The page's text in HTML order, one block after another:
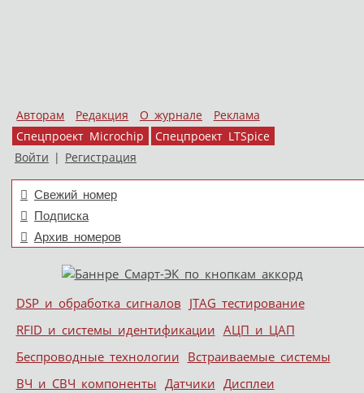
Авторам Редакция О журнале
Реклама
Спецпроект Microchip
Спецпроект LTSpice
Войти | Регистрация
Свежий номер
Подписка
Архив номеров
Меню
Skip to content
DSP и обработка сигналов JTAG тестирование
RFID и системы идентификации АЦП и ЦАП
Беспроводные технологии Встраиваемые системы
ВЧ и СВЧ компоненты Датчики Дисплеи